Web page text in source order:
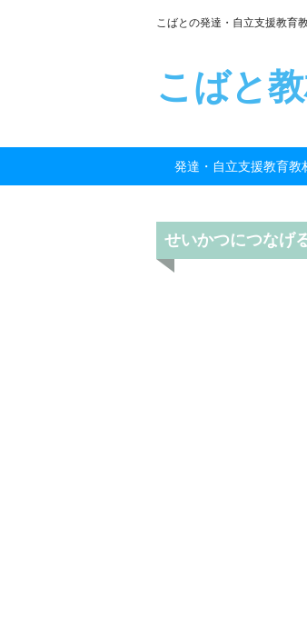
こばとの発達・自立支援教育
こばと
発達・自立支援教育教
せいかつにつなげ